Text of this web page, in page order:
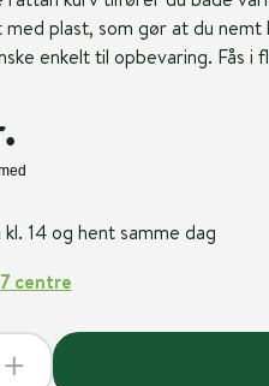
plast, som gør at du nemt
enkelt til opbevaring. Fås i
kl. 14 og hent samme dag
7 centre